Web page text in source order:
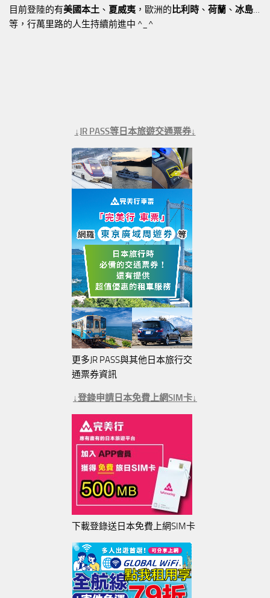
目前登陸的有美國本土 、 夏威夷 ，歐洲的比利時 、 荷蘭 、 冰島…
等，行萬里路的人生持續前進中 ^_^
↓JR PASS等日本旅遊交通票券↓
更多JR PASS與其他日本旅行交
通票券資訊
↓登錄申請日本免費上網SIM卡↓
下載登錄送日本免費上網SIM卡